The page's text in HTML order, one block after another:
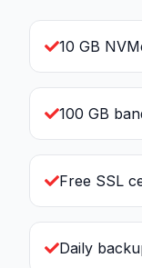
10 GB
100 GB
Free SSL
Daily